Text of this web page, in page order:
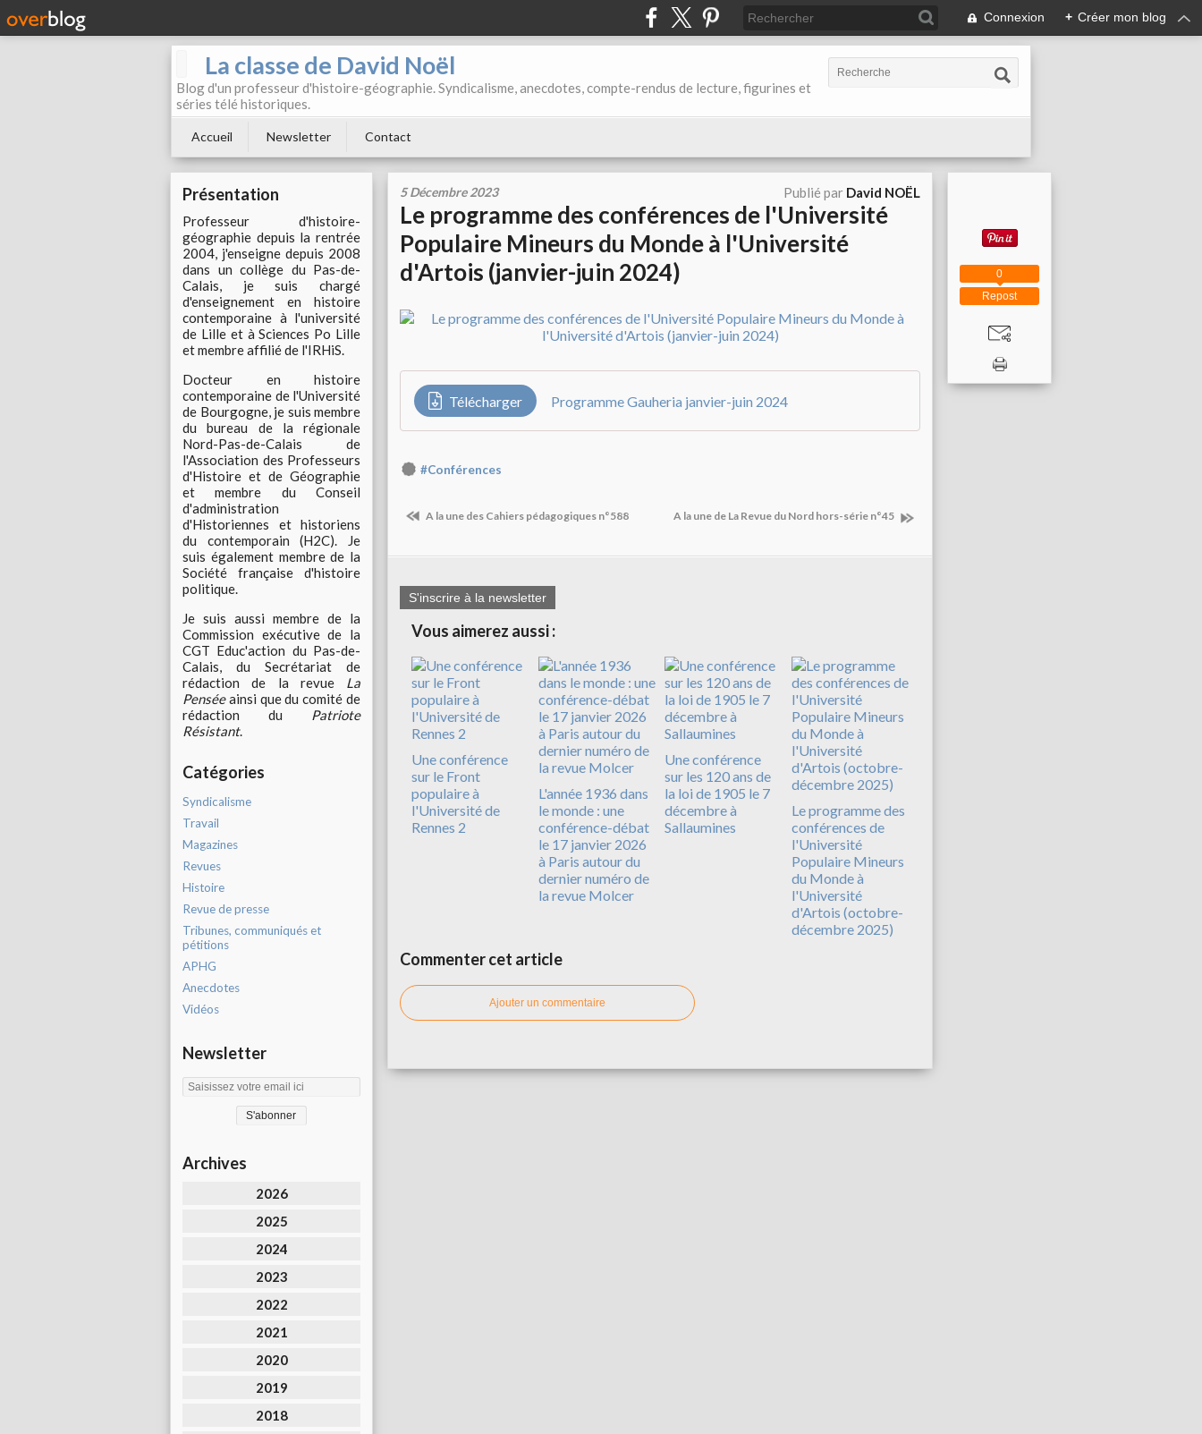
Connexion + Créer mon blog
La classe de David Noël
Blog d'un professeur d'histoire-géographie. Syndicalisme, anecdotes, compte-rendus de lecture, figurines et
séries télé historiques.
Accueil Newsletter Contact
Présentation
Professeur d'histoire-
géographie depuis la rentrée
2004, j'enseigne depuis 2008
dans un collège du Pas-de-
Calais, je suis chargé
d'enseignement en histoire
contemporaine à l'université
de Lille et à Sciences Po Lille
et membre affilié de l'IRHiS.
Docteur en histoire
contemporaine de l'Université
de Bourgogne, je suis membre
du bureau de la régionale
Nord-Pas-de-Calais de
l'Association des Professeurs
d'Histoire et de Géographie
et membre du Conseil
d'administration
d'Historiennes et historiens
du contemporain (H2C). Je
suis également membre de la
Société française d'histoire
politique.
Je suis aussi membre de la
Commission exécutive de la
CGT Educ'action du Pas-de-
Calais, du Secrétariat de
rédaction de la revue La
Penséeainsi que du comité de
rédaction du Patriote
Résistant.
Catégories
Syndicalisme
Travail
Magazines
Revues
Histoire
Revue de presse
Tribunes, communiqués et
pétitions
APHG
Anecdotes
Vidéos
Newsletter
Archives
2026
2025
2024
2023
2022
2021
2020
2019
2018
5 Décembre 2023 Publié par David NOËL
Le programme des conférences de l'Université
Populaire Mineurs du Monde à l'Université
d'Artois (janvier-juin 2024)
Télécharger Programme Gauheria janvier-juin 2024
#Conférences
A la une des Cahiers pédagogiques n°588 A la une de La Revue du Nord hors-série n°45
S'inscrire à la newsletter
Vous aimerez aussi :
Une conférence
sur le Front
populaire à
l'Université de
Rennes 2
L'année 1936 dans
le monde : une
conférence-débat
le 17 janvier 2026
à Paris autour du
dernier numéro de
la revue Molcer
Une conférence
sur les 120 ans de
la loi de 1905 le 7
décembre à
Sallaumines
Le programme des
conférences de
l'Université
Populaire Mineurs
du Monde à
l'Université
d'Artois (octobre-
décembre 2025)
Commenter cet article
Ajouter un commentaire
Repost
0